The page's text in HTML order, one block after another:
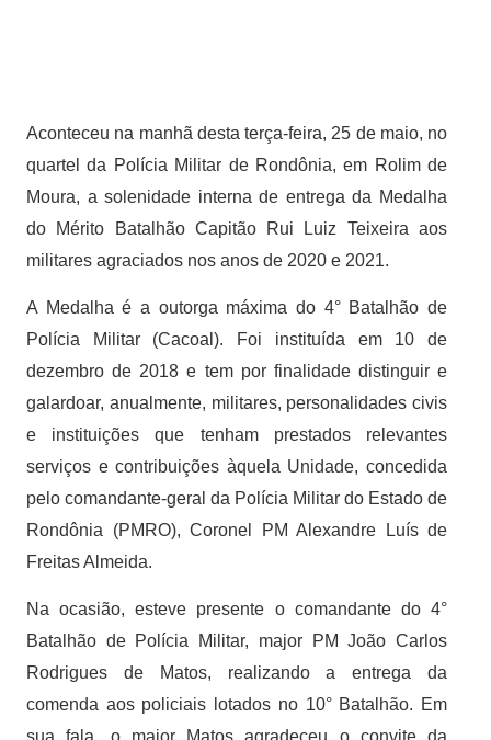
Aconteceu na manhã desta terça-feira, 25 de maio, no
quartel da Polícia Militar de Rondônia, em Rolim de
Moura, a solenidade interna de entrega da Medalha
do Mérito Batalhão Capitão Rui Luiz Teixeira aos
militares agraciados nos anos de 2020 e 2021.
A Medalha é a outorga máxima do 4° Batalhão de
Polícia Militar (Cacoal). Foi instituída em 10 de
dezembro de 2018 e tem por finalidade distinguir e
galardoar, anualmente, militares, personalidades civis
e instituições que tenham prestados relevantes
serviços e contribuições àquela Unidade, concedida
pelo comandante-geral da Polícia Militar do Estado de
Rondônia (PMRO), Coronel PM Alexandre Luís de
Freitas Almeida.
Na ocasião, esteve presente o comandante do 4°
Batalhão de Polícia Militar, major PM João Carlos
Rodrigues de Matos, realizando a entrega da
comenda aos policiais lotados no 10° Batalhão. Em